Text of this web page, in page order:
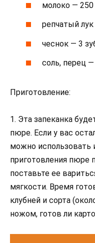
молоко —
репчатый
чеснок — 3
соль, перец
Приготовление:
1. Эта запеканка
пюре. Если у вас
можно использовать
приготовления пюре
поставьте ее
мягкости. Время
клубней и сорта
ножом, готов ли